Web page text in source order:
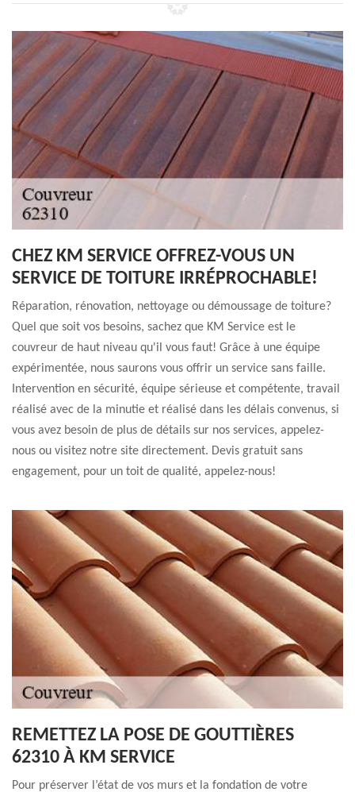
CHEZ KM SERVICE OFFREZ-VOUS UN
SERVICE DE TOITURE IRRÉPROCHABLE!
Réparation, rénovation, nettoyage ou démoussage de toiture?
Quel que soit vos besoins, sachez que KM Service est le
couvreur de haut niveau qu'il vous faut! Grâce à une équipe
expérimentée, nous saurons vous offrir un service sans faille.
Intervention en sécurité, équipe sérieuse et compétente, travail
réalisé avec de la minutie et réalisé dans les délais convenus, si
vous avez besoin de plus de détails sur nos services, appelez-
nous ou visitez notre site directement. Devis gratuit sans
engagement, pour un toit de qualité, appelez-nous!
REMETTEZ LA POSE DE GOUTTIÈRES
62310 À KM SERVICE
Pour préserver l’état de vos murs et la fondation de votre